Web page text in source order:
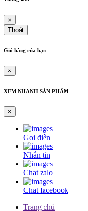
Dây curoa
Dây curoa
Curoa 2/
Dây Curoa 2/
Dây curoa
Dây Curoa D-
Curoa D350
Curoa
Dây curoa
Dây curoa
Curoa
×
Thoát
Giỏ hàng của bạn
×
XEM NHANH SẢN PHẨM
×
Gọi điện
Nhắn tin
Chat zalo
Chat facebook
Trang chủ